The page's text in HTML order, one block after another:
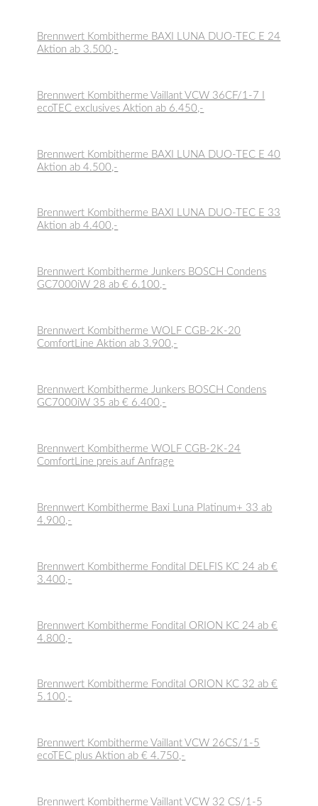
Brennwert Kombitherme BAXI LUNA DUO-TEC E 24
Aktion ab 3.500,-
Brennwert Kombitherme Vaillant VCW 36CF/1-7 I
ecoTEC exclusives Aktion ab 6.450,-
Brennwert Kombitherme BAXI LUNA DUO-TEC E 40
Aktion ab 4.500,-
Brennwert Kombitherme BAXI LUNA DUO-TEC E 33
Aktion ab 4.400,-
Brennwert Kombitherme Junkers BOSCH Condens
GC7000iW 28 ab € 6.100,-
Brennwert Kombitherme WOLF CGB-2K-20
ComfortLine Aktion ab 3.900,-
Brennwert Kombitherme Junkers BOSCH Condens
GC7000iW 35 ab € 6.400,-
Brennwert Kombitherme WOLF CGB-2K-24
ComfortLine preis auf Anfrage
Brennwert Kombitherme Baxi Luna Platinum+ 33 ab
4.900,-
Brennwert Kombitherme Fondital DELFIS KC 24 ab €
3.400,-
Brennwert Kombitherme Fondital ORION KC 24 ab €
4.800,-
Brennwert Kombitherme Fondital ORION KC 32 ab €
5.100,-
Brennwert Kombitherme Vaillant VCW 26CS/1-5
ecoTEC plus Aktion ab € 4.750,-
Brennwert Kombitherme Vaillant VCW 32 CS/1-5